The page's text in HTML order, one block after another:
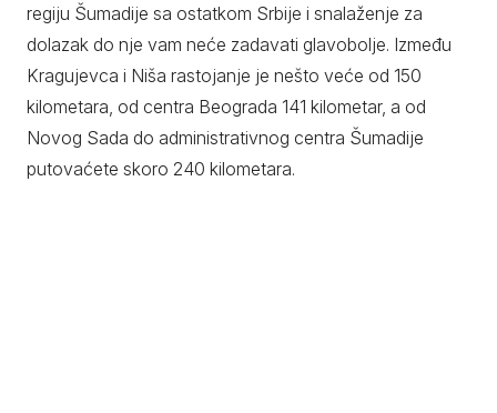
regiju Šumadije sa ostatkom Srbije i snalaženje za
dolazak do nje vam neće zadavati glavobolje. Između
Kragujevca i Niša rastojanje je nešto veće od 150
kilometara, od centra Beograda 141 kilometar, a od
Novog Sada do administrativnog centra Šumadije
putovaćete skoro 240 kilometara.